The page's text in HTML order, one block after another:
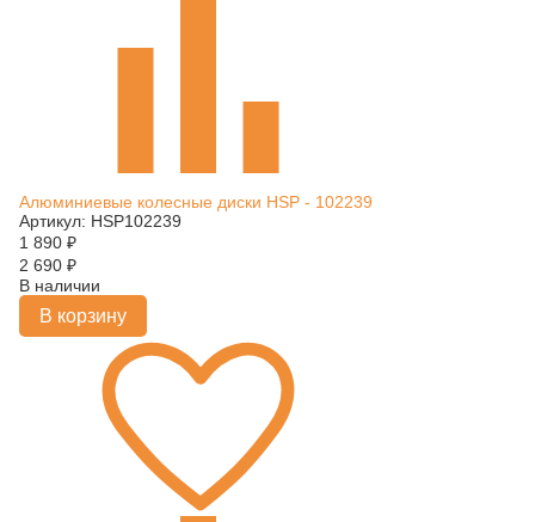
Алюминиевые колесные диски HSP - 102239
Артикул: HSP102239
1 890 ₽
2 690 ₽
В наличии
В корзину